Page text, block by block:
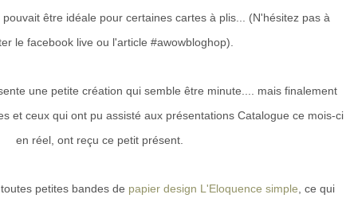
être idéale pour certaines cartes à plis... (N'hésitez pas à
le facebook live ou l'article #awowbloghop).
une petite création qui semble être minute.... mais finalement
et ceux qui ont pu assisté aux présentations Catalogue ce mois-ci
en réel, ont reçu ce petit présent.
petites bandes de papier design L'Eloquence simple , ce qui